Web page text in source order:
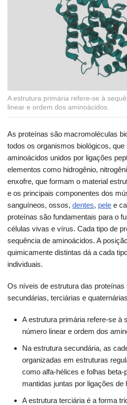
A estrutura primária refere-se à
linear e ordem dos aminoácidos.
As proteínas são macromoléculas
todos os organismos biológicos,
aminoácidos unidos por ligações
elementos como hidrogênio,
enxofre, que formam o material
e os principais componentes dos
sanguíneos, ossos, dentes, pele e
proteínas são fundamentais para o
células vivas e vírus. Cada tipo de
sequência de aminoácidos. A
quimicamente distintas dá a cada
individuais.
Os níveis de estrutura das
secundárias, terciárias e
A estrutura primária refere-se à
número linear e ordem dos
Na estrutura secundária, as
organizadas em estruturas
como alfa-hélices e folhas beta-
mantidas juntas por ligações de
A estrutura terciária é a forma